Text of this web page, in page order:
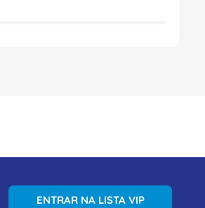
ENTRAR NA LISTA VIP